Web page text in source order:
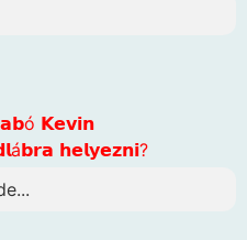
𝗞𝗲𝘃𝗶𝗻
𝗵𝗲𝗹𝘆𝗲𝘇𝗻𝗶?